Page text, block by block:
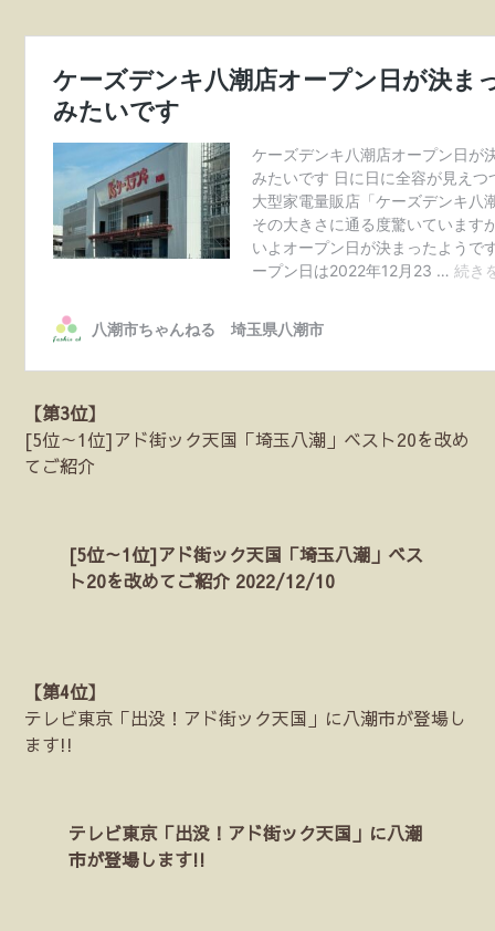
【第3位】
[5位～1位]アド街ック天国「埼玉八潮」ベスト20を改め
てご紹介
[5位～1位]アド街ック天国「埼玉八潮」ベス
ト20を改めてご紹介 2022/12/10
【第4位】
テレビ東京「出没！アド街ック天国」に八潮市が登場し
ます!!
テレビ東京「出没！アド街ック天国」に八潮
市が登場します!!